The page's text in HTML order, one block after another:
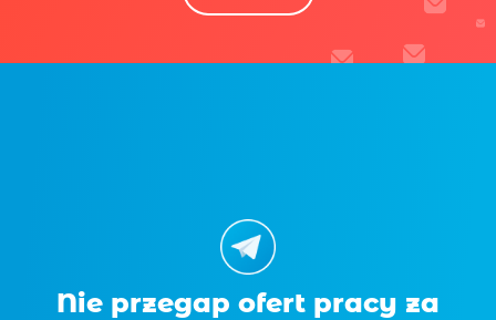
Nie przegap ofert pracy za